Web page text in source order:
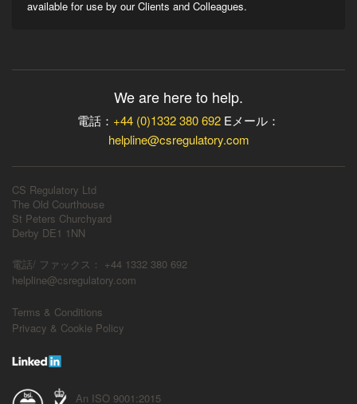
available for use by our Clients and Colleagues.
We are here to help.
電話： +44 (0)1332 380 692 Eメール：
helpline@csregulatory.com
CS Regulatory Ltd
The Old Courthouse
St Peters Churchyard
Derby DE1 1NN
電話/ ファックス： +44 1332 380 692
helpline@csregulatory.com
Terms & Conditions
Privacy & Cookie Policy
An ISO 9001:2015